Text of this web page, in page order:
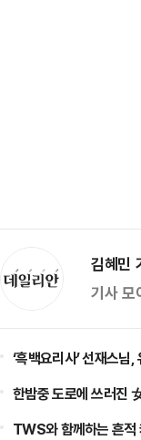
김혜
기사 모
‘흑백요리사’ 선재스님
한밤중 도로에 쓰러진
TWS와 함께하는 흔적